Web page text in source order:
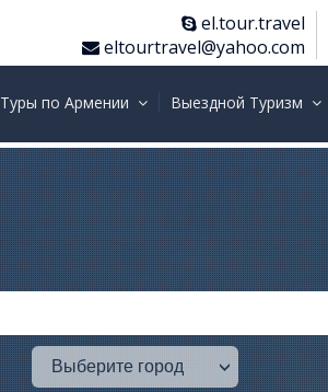
el.tour.travel
eltourtravel@yahoo.com
Туры по Армении Выездной Туризм